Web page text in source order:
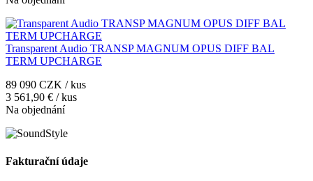
Transparent Audio TRANSP MAGNUM OPUS DIFF BAL
TERM UPCHARGE
89 090 CZK / kus
3 561,90 € / kus
Na objednání
Fakturační údaje